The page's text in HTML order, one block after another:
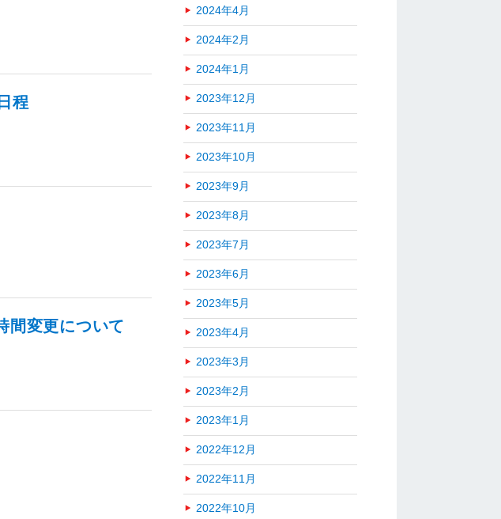
程
間変更について
2024年4月
2024年2月
2024年1月
2023年12月
2023年11月
2023年10月
2023年9月
2023年8月
2023年7月
2023年6月
2023年5月
2023年4月
2023年3月
2023年2月
2023年1月
2022年12月
2022年11月
2022年10月